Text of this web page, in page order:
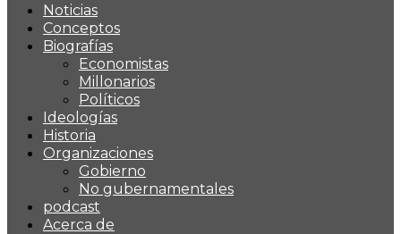
Noticias
Conceptos
Biografías
Economistas
Millonarios
Políticos
Ideologías
Historia
Organizaciones
Gobierno
No gubernamentales
podcast
Acerca de